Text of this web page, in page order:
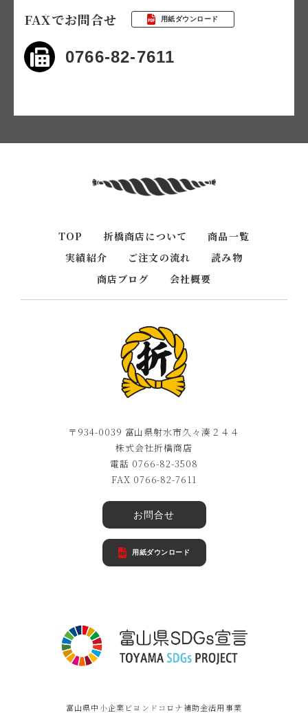
FAXでお問合せ 用紙ダウンロード
0766-82-7611
TOP 折橋商店について
商品一覧
実績紹介
ご注文の流れ
読み物
商店ブログ
会社概要
〒934-0039 富山県射水市久々湊２４４
株式会社折橋商店
電話 0766-82-3508
FAX 0766-82-7611
お問合せ
用紙ダウンロード
富山県中小企業ビヨンドコロナ補助金活用事業